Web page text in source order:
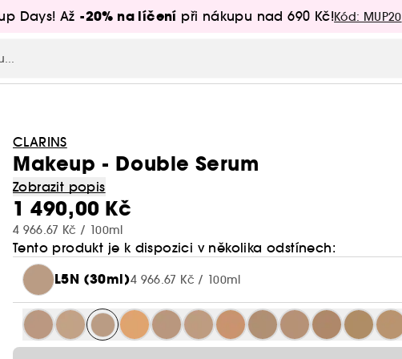
Days! Až -20% na líčení při nákupu nad 690 Kč!Kód: MUP20
CLARINS
Makeup - Double Serum
Zobrazit popis
1 490,00 Kč
4 966.67 Kč / 100ml
Tento produkt je k dispozici v několika odstínech:
L5N (30ml)4 966.67 Kč / 100ml